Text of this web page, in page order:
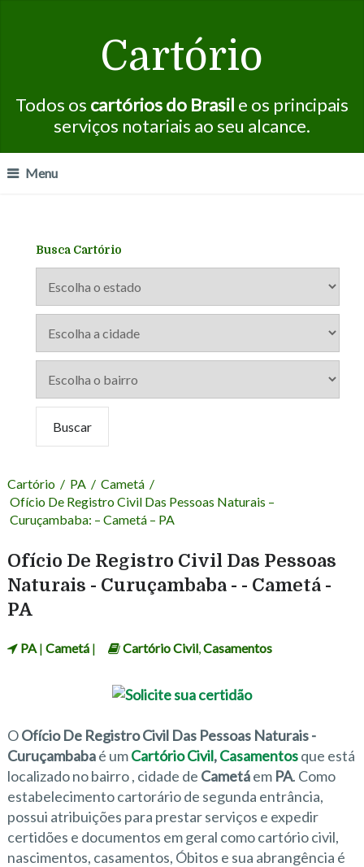
Cartório
Todos os cartórios do Brasil e os principais
serviços notariais ao seu alcance.
Menu
Busca Cartório
Cartório / PA / Cametá /
Ofício De Registro Civil Das Pessoas Naturais –
Curuçambaba: – Cametá – PA
Ofício De Registro Civil Das Pessoas
Naturais - Curuçambaba - - Cametá -
PA
PA| Cametá| Cartório Civil,Casamentos
OOfício De Registro Civil Das Pessoas Naturais -
Curuçambabaé umCartório Civil,Casamentosque está
localizado no bairro, cidade de Cametáem PA. Como
estabelecimento cartorário de segunda entrância,
possui atribuições para prestar serviços e expedir
certidões e documentos em geral como cartório civil,
nascimentos, casamentos, Óbitos e sua abrangência é